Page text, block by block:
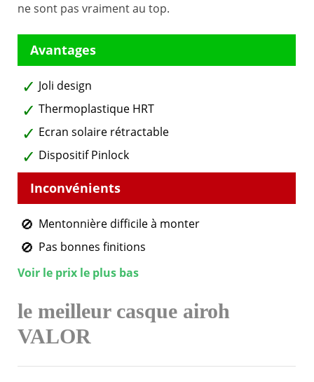
ne sont pas vraiment au top.
Joli design
Thermoplastique HRT
Ecran solaire rétractable
Dispositif Pinlock
Mentonnière difficile à monter
Pas bonnes finitions
Voir le prix le plus bas
le meilleur casque airoh
VALOR